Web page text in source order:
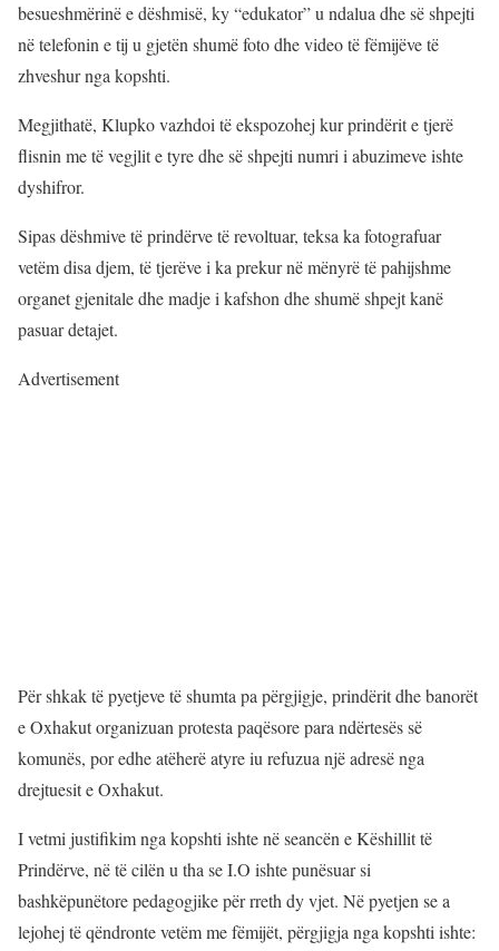
besueshmërinë e dëshmisë, ky “edukator” u ndalua dhe së shpejti
në telefonin e tij u gjetën shumë foto dhe video të fëmijëve të
zhveshur nga kopshti.
Megjithatë, Klupko vazhdoi të ekspozohej kur prindërit e tjerë
flisnin me të vegjlit e tyre dhe së shpejti numri i abuzimeve ishte
dyshifror.
Sipas dëshmive të prindërve të revoltuar, teksa ka fotografuar
vetëm disa djem, të tjerëve i ka prekur në mënyrë të pahijshme
organet gjenitale dhe madje i kafshon dhe shumë shpejt kanë
pasuar detajet.
Advertisement
Për shkak të pyetjeve të shumta pa përgjigje, prindërit dhe banorët
e Oxhakut organizuan protesta paqësore para ndërtesës së
komunës, por edhe atëherë atyre iu refuzua një adresë nga
drejtuesit e Oxhakut.
I vetmi justifikim nga kopshti ishte në seancën e Këshillit të
Prindërve, në të cilën u tha se I.O ishte punësuar si
bashkëpunëtore pedagogjike për rreth dy vjet. Në pyetjen se a
lejohej të qëndronte vetëm me fëmijët, përgjigja nga kopshti ishte: